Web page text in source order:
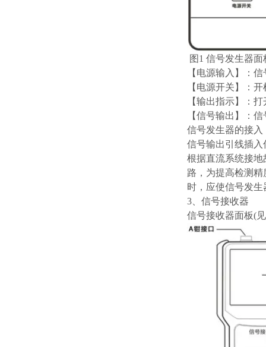
图1 信号发生器
【电源输入】：
【电源开关】：
【输出指示】：
【信号输出】：
信号发生器的接入
信号输出引线插
根据直流系统接
路，为提高检测
时，应使信号发
3、信号接收器
信号接收器面板(